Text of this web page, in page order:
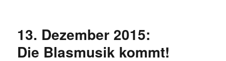
13. Dezember 2015:
Die Blasmusik kommt!